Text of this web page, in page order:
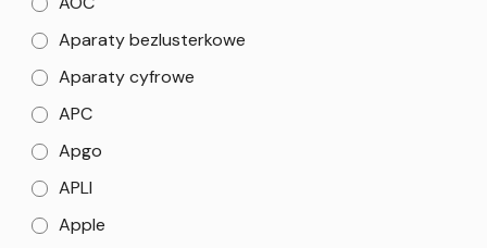
Aparaty bezlusterkowe
Aparaty cyfrowe
APC
Apgo
APLI
Apple